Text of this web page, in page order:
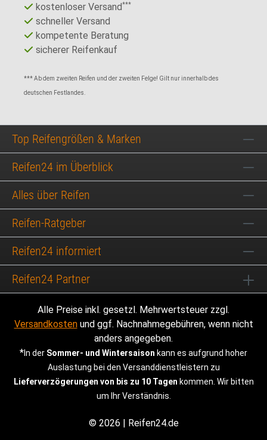
kostenloser Versand***
schneller Versand
kompetente Beratung
sicherer Reifenkauf
*** Ab dem zweiten Reifen und der zweiten Felge! Gilt nur innerhalb des
deutschen Festlandes.
Top Reifengrößen & Marken
Reifen24 im Überblick
Alles über Reifen
Reifen-Ratgeber
Reifen24 informiert
Reifen24 Partner
Alle Preise inkl. gesetzl. Mehrwertsteuer zzgl.
Versandkostenund ggf. Nachnahmegebühren, wenn nicht
anders angegeben.
*In der Sommer- und Wintersaison kann es aufgrund hoher
Auslastung bei den Versanddienstleistern zu
Lieferverzögerungen von bis zu 10 Tagen kommen. Wir bitten
um Ihr Verständnis.
© 2026 | Reifen24.de